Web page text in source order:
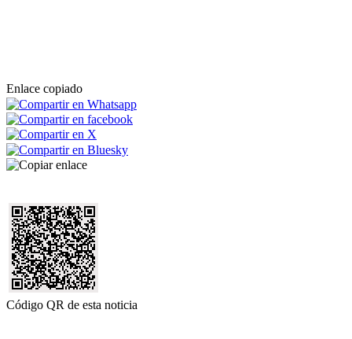
Enlace copiado
Código QR de esta noticia